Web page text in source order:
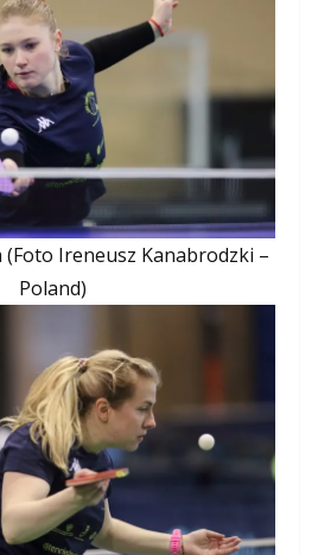
Ireneusz Kanabrodzki –
Poland)